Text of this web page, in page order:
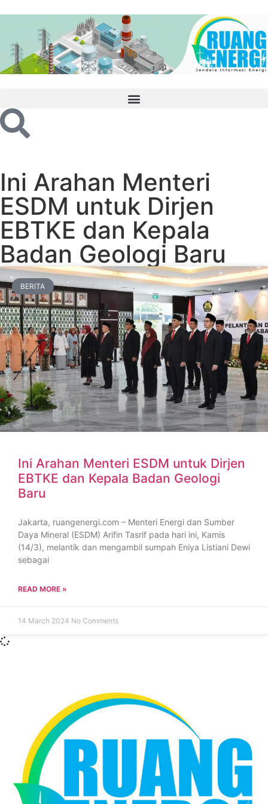
Ini Arahan Menteri
ESDM untuk Dirjen
EBTKE dan Kepala
Badan Geologi Baru
BERITA
Ini Arahan Menteri ESDM untuk Dirjen
EBTKE dan Kepala Badan Geologi
Baru
Jakarta, ruangenergi.com – Menteri Energi dan Sumber
Daya Mineral (ESDM) Arifin Tasrif pada hari ini, Kamis
(14/3), melantik dan mengambil sumpah Eniya Listiani Dewi
sebagai
READ MORE »
14 March 2024 No Comments